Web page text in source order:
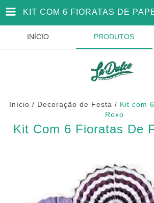
INÍCIO PRODUTOS
Início / Decoração de Festa / Kit com
Roxo
Kit Com 6 Fioratas De